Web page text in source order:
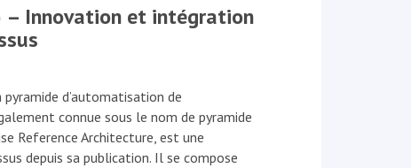
– Innovation et intégration
d’automatisation de
connue sous le nom de pyramide
Reference Architecture, est une
depuis sa publication. Il se compose